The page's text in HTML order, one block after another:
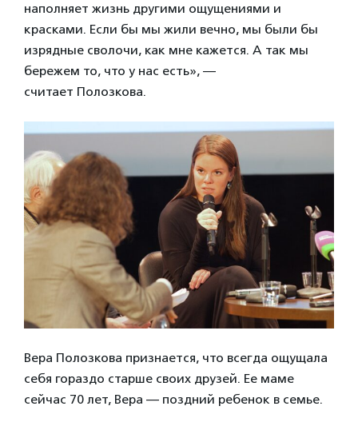
наполняет жизнь другими ощущениями и
красками. Если бы мы жили вечно, мы были бы
изрядные сволочи, как мне кажется. А так мы
бережем то, что у нас есть», —
считает Полозкова.
Вера Полозкова признается, что всегда ощущала
себя гораздо старше своих друзей. Ее маме
сейчас 70 лет, Вера — поздний ребенок в семье.